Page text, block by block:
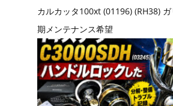
カルカッタ100xt (01196) (RH38)
期メンテナンス希望